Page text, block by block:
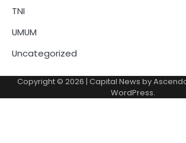
TNI
UMUM
Uncategorized
Copyright © 2026 | Capital News by
WordPress.